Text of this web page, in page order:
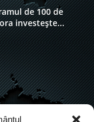
de 100 de
investește...
6901